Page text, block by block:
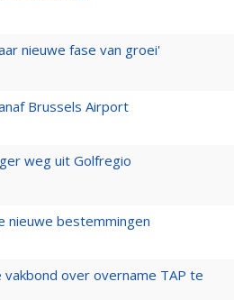
nieuwe fase van groei'
Brussels Airport
weg uit Golfregio
nieuwe bestemmingen
over overname TAP te